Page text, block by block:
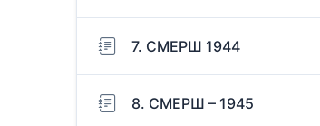
7. СМЕРШ 1944
8. СМЕРШ – 1945